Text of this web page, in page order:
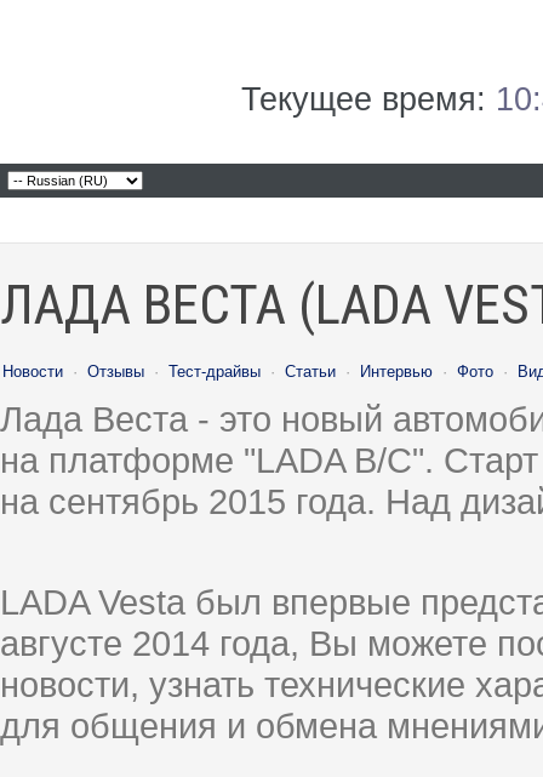
Текущее время:
ЛАДА ВЕСТА (LADA
Новости · Отзывы · Тест-драйвы · Статьи · Интервью · Фото ·
Лада Веста - это новый
на платформе "LADA B/C".
на сентябрь 2015 года. Над
LADA Vesta был впервые
августе 2014 года, Вы можете
новости, узнать технические
для общения и обмена